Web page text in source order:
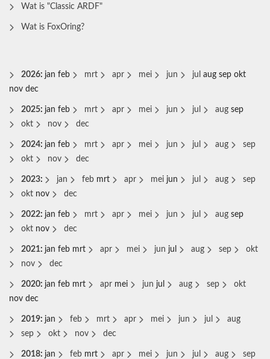
Wat is "Classic ARDF"
Wat is FoxOring?
2026: jan feb mrt apr mei jun jul aug sep okt
nov dec
2025: jan feb mrt apr mei jun jul aug sep
okt
nov dec
2024: jan feb mrt apr mei jun jul aug
sep
okt
nov dec
2023: jan feb mrt apr mei jun jul aug
sep
okt nov dec
2022: jan feb mrt apr mei jun jul aug sep
okt nov dec
2021: jan feb mrt apr mei jun jul aug sep
okt
nov
dec
2020: jan feb mrt apr mei jun jul aug sep
okt
nov dec
2019: jan feb mrt apr mei jun jul
aug
sep
okt nov dec
2018: jan feb mrt apr mei jun jul aug
sep